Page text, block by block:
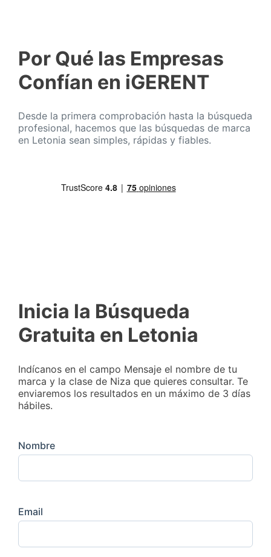
Por Qué las Empresas
Confían en iGERENT
Desde la primera comprobación hasta la búsqueda
profesional, hacemos que las búsquedas de marca
en Letonia sean simples, rápidas y fiables.
Inicia la Búsqueda
Gratuita en Letonia
Indícanos en el campo Mensaje el nombre de tu
marca y la clase de Niza que quieres consultar. Te
enviaremos los resultados en un máximo de 3 días
hábiles.
Nombre
Email